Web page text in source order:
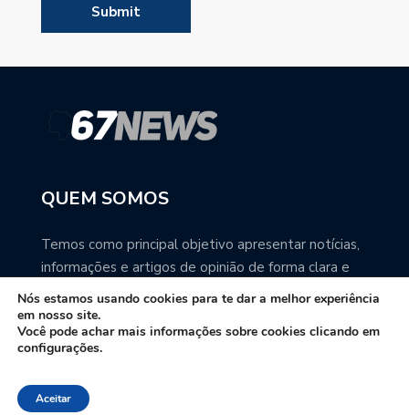
QUEM SOMOS
Temos como principal objetivo apresentar notícias,
informações e artigos de opinião de forma clara e
precisa. Você pode ter a total certeza que o
67NEWS é uma excelente fonte de informação
sobre Mato Grosso do Sul.
Nós estamos usando cookies para te dar a melhor experiência
em nosso site.
Você pode achar mais informações sobre cookies clicando em
configurações.
Aceitar